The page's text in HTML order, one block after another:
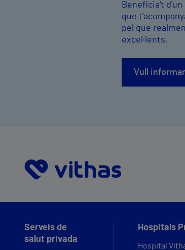
Beneficia't
que
pel que
excel·lents.
Vull
Serveis de
salut privada
Hospitals
Hospital